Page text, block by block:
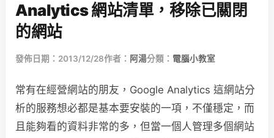
Analytics 網站清單，移除已關閉
的網站
發佈日期：2013/12/28作者： 阿湯分類： 電腦小教室
常有在經營網站的朋友，Google Analytics 這網站分
析的服務想必都是基本要安裝的一項，不僅穩定，而
且能夠看的資料非常的多，但當一個人管理多個網站